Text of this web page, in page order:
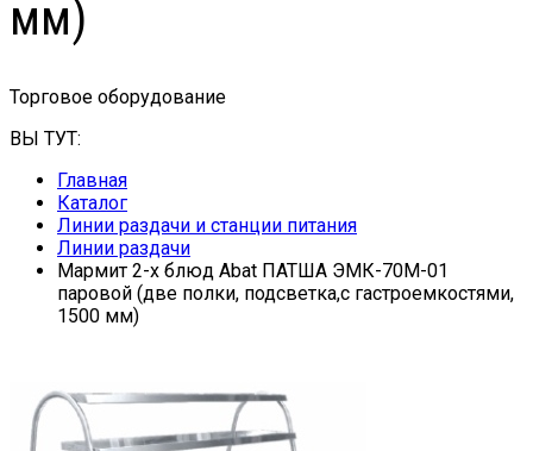
мм)
Торговое оборудование
ВЫ ТУТ:
Главная
Каталог
Линии раздачи и станции питания
Линии раздачи
Мармит 2-х блюд Abat ПАТША ЭМК-70М-01
паровой (две полки, подсветка,с гастроемкостями,
1500 мм)